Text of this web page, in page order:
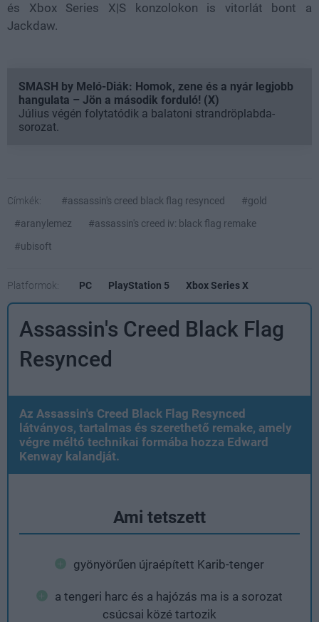
és Xbox Series X|S konzolokon is vitorlát bont a
Jackdaw.
SMASH by Meló-Diák: Homok, zene és a nyár legjobb
hangulata – Jön a második forduló! (X)
Július végén folytatódik a balatoni strandröplabda-
sorozat.
Címkék: #assassin's creed black flag resynced
#gold
#aranylemez
#assassin's creed iv: black flag remake
#ubisoft
Platformok: PC PlayStation 5 Xbox Series X
Assassin's Creed Black Flag
Resynced
Az Assassin's Creed Black Flag Resynced
látványos, tartalmas és szerethető remake, amely
végre méltó technikai formába hozza Edward
Kenway kalandját.
Ami tetszett
gyönyörűen újraépített Karib-tenger
a tengeri harc és a hajózás ma is a sorozat
csúcsai közé tartozik